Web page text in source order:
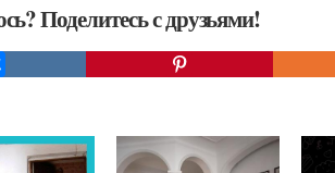
Поделитесь с друзьями!